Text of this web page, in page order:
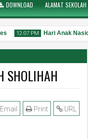
DOWNLOAD ALAMAT SEKOLAH
12:07 PM
25 2026
Hari Anak
SHOLIHAH
URL
Print
Email